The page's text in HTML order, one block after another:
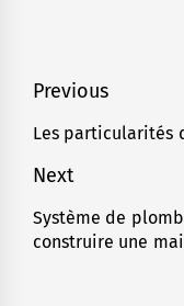
Navigation
de
l’article
Previous
Previous
Les particularités
Next
Next
post:
Système de
construire une